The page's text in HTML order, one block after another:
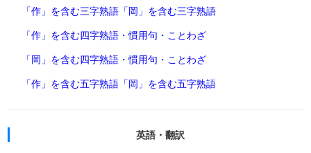
「作」を含む三字熟語 「岡」を含む三字熟語
「作」を含む四字熟語・慣用句・ことわざ
「岡」を含む四字熟語・慣用句・ことわざ
「作」を含む五字熟語 「岡」を含む五字熟語
英語・翻訳